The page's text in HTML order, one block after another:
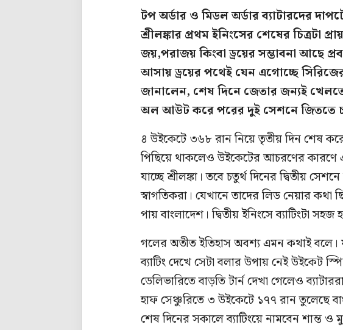
টপ অর্ডার ও মিডল অর্ডার ব্যাটারদের
শ্রীলঙ্কার প্রথম ইনিংসের শেষের
জয়,পরাজয় কিংবা ড্রয়ের সম্ভাবনা আছে
আসায় ড্রয়ের পথেই যেন এগোচ্ছে
জানালেন, শেষ দিনে জেতার জন্যই
অল আউট করে পরের দুই সেশনে জিততে
৪ উইকেটে ৩৬৮ রান নিয়ে তৃতীয় দিন শেষ
পিছিয়ে থাকলেও উইকেটের আচরণের কারণে
যাচ্ছে শ্রীলঙ্কা। তবে চতুর্থ দিনের দ্বিতীয়
স্বাগতিকরা। যেখানে তাদের লিড নেয়ার কথা
পায় বাংলাদেশ। দ্বিতীয় ইনিংসে ব্যাটিংটা
গলের অতীত ইতিহাস অবশ্য এমন কথাই
ব্যাটিং দেখে সেটা বলার উপায় নেই উইকেট
ডেলিভারিতে বাড়তি টার্ন দেখা গেলেও
হাফ সেঞ্চুরিতে ৩ উইকেটে ১৭৭ রান তুলেছে
শেষ দিনের সকালে ব্যাটিংয়ে নামবেন শান্ত